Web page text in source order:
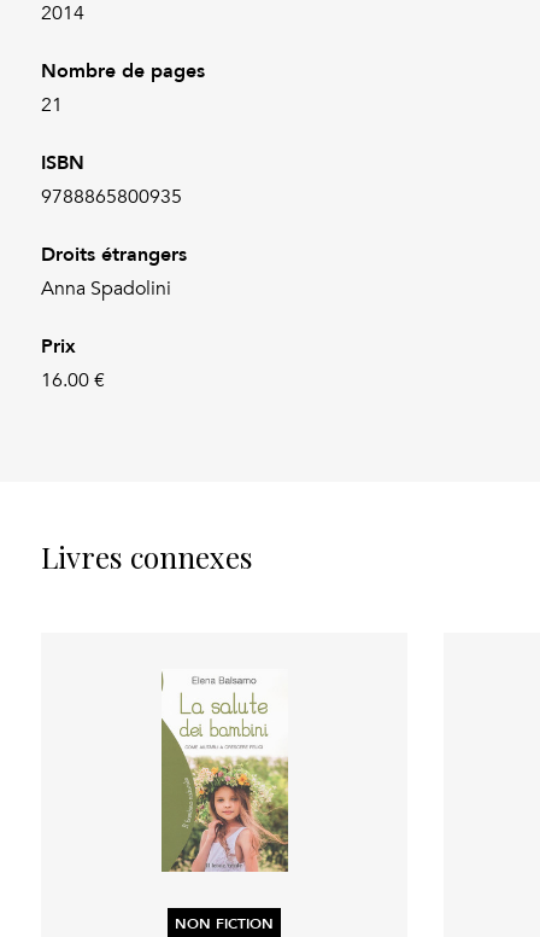
2014
Nombre de pages
21
ISBN
9788865800935
Droits étrangers
Anna Spadolini
Prix
16.00 €
Livres connexes
NON FICTION